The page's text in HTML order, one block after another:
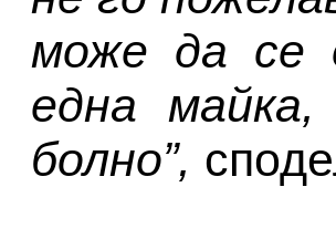
може да се
една
болно”,